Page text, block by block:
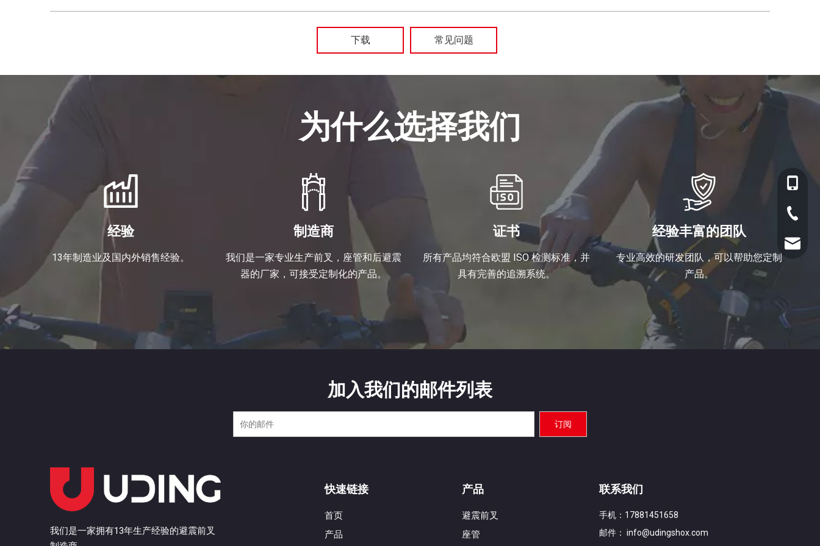
下载 常见问题
为什么选择我们
经验
13年制造业及国内外销售经验。
制造商
我们是一家专业生产前叉，座管和后避震
器的厂家，可接受定制化的产品。
证书
所有产品均符合欧盟 ISO 检测标准，并
具有完善的追溯系统。
经验丰富的团队
专业高效的研发团队，可以帮助您定制
产品。
加入我们的邮件列表
订阅
我们是一家拥有13年生产经验的避震前叉
0755-
快速链接
首页
产品
产品
避震前叉
座管
联系我们
手机：17881451658
邮件： info@udingshox.com